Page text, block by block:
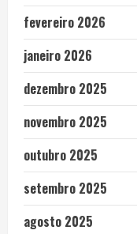
fevereiro 2026
janeiro 2026
dezembro 2025
novembro 2025
outubro 2025
setembro 2025
agosto 2025